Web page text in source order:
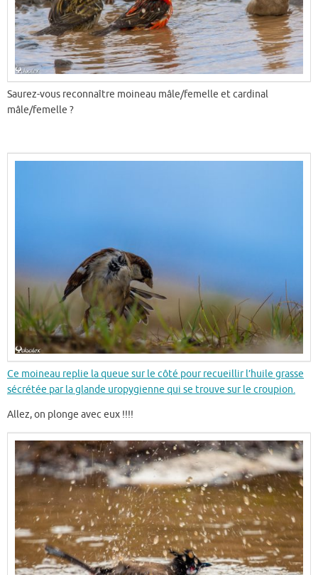
Saurez-vous reconnaître moineau mâle/femelle et cardinal
mâle/femelle ?
Ce moineau replie la queue sur le côté pour recueillir l’huile grasse
sécrétée par la glande uropygienne qui se trouve sur le croupion.
Allez, on plonge avec eux !!!!